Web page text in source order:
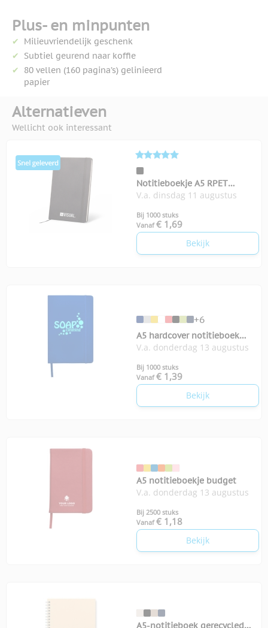
Plus- en minpunten
Milieuvriendelijk geschenk
Subtiel geurend naar koffie
80 vellen (160 pagina’s) gelinieerd
papier
Alternatieven
Wellicht ook interessant
Notitieboekje A5 RPET
Recycle
V.a. dinsdag 11 augustus
Bij 1000 stuks
Vanaf € 1,69
Bekijk
+6
A5 hardcover notitieboek
Spectrum
V.a. donderdag 13 augustus
Bij 1000 stuks
Vanaf € 1,39
Bekijk
A5 notitieboekje budget
V.a. donderdag 13 augustus
Bij 2500 stuks
Vanaf € 1,18
Bekijk
A5-notitieboek gerecycled